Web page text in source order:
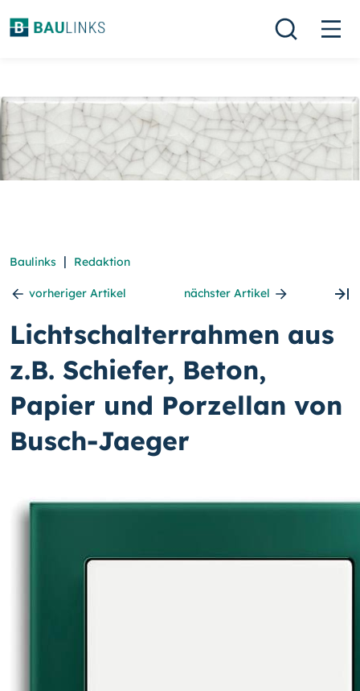
Baulinks | Redaktion
vorheriger Artikel nächster Artikel
Lichtschalterrahmen aus
z.B. Schiefer, Beton,
Papier und Porzellan von
Busch-Jaeger